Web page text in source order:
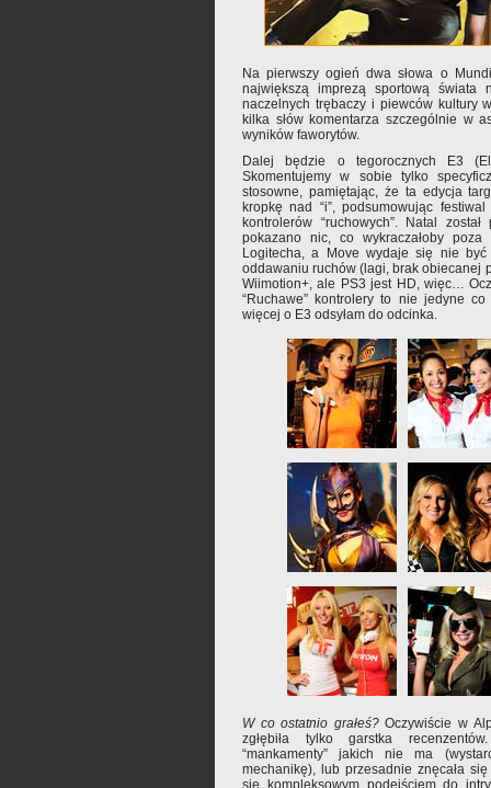
Na pierwszy ogień dwa słowa o
największą imprezą sportową świata
naczelnych trębaczy i piewców kultury
kilka słów komentarza szczególnie w
wyników faworytów.
Dalej będzie o tegorocznych E3
Skomentujemy w sobie tylko
stosowne, pamiętając, że ta edycja
kropkę nad “i”, podsumowując
kontrolerów “ruchowych”. Natal
pokazano nic, co wykraczałoby
Logitecha, a Move wydaje się nie
oddawaniu ruchów (lagi, brak obiecanej
Wiimotion+, ale PS3 jest HD, więc…
“Ruchawe” kontrolery to nie jedyne
więcej o E3 odsyłam do odcinka.
W co ostatnio grałeś?Oczywiście w
zgłębiła tylko garstka
“mankamenty” jakich nie ma
mechanikę), lub przesadnie znęcała
się kompleksowym podejściem do